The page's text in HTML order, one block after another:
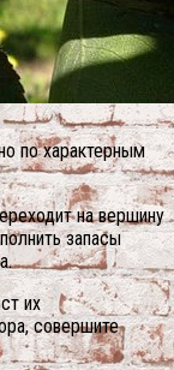
по характерным
на вершину
запасы
их
совершите